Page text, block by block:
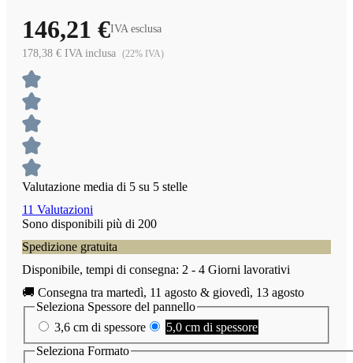
146,21 €IVA esclusa
178,38 € IVA inclusa (22% IVA)
Valutazione media di 5 su 5 stelle
11 Valutazioni
Sono disponibili più di 200
Spedizione gratuita
Disponibile, tempi di consegna: 2 - 4 Giorni lavorativi
🚚 Consegna tra martedì, 11 agosto & giovedì, 13 agosto
Seleziona Spessore del pannello
3,6 cm di spessore
5,0 cm di spessore
Seleziona Formato